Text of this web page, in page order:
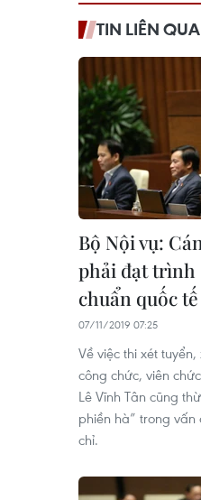
TIN LIÊN
Bộ Nội vụ:
phải đạt trình
chuẩn quốc tế
07/11/2019 07:25
Về việc thi xét
công chức, viên
Lê Vĩnh Tân cũng
phiền hà” trong
chỉ.